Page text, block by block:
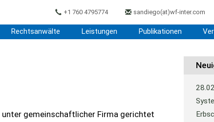
sandiego(at)wf-inter.com
+1 760 4795774
Rechtsanwälte Leistungen Publikationen
unter gemeinschaftlicher Firma gerichtet